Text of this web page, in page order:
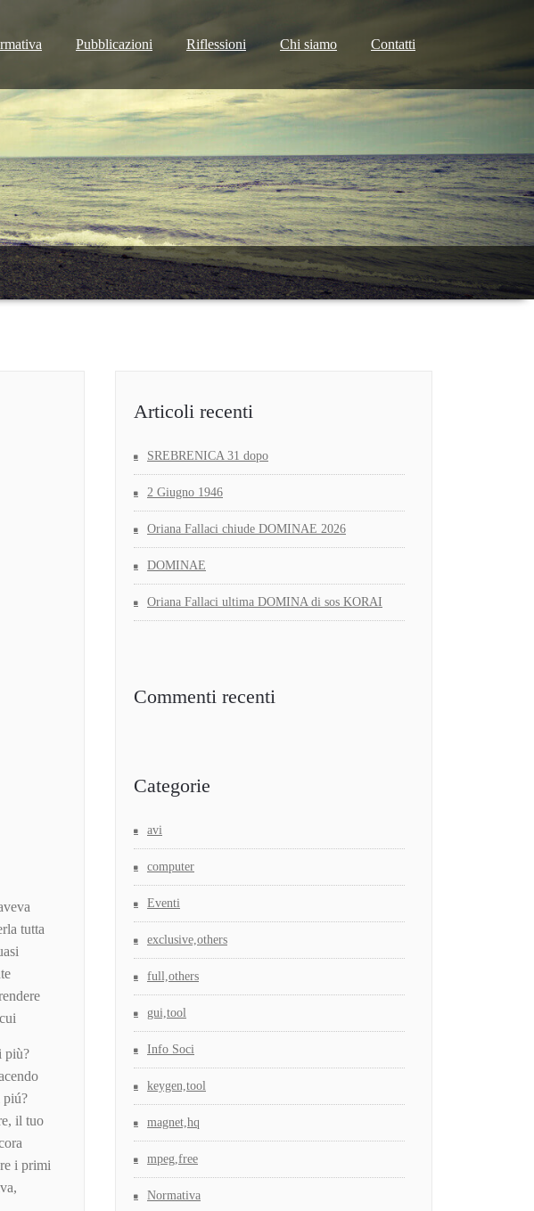
Pubblicazioni Riflessioni Chi siamo Contatti
tutta
più?
piú?
il tuo
i primi
Articoli recenti
SREBRENICA 31 dopo
2 Giugno 1946
Oriana Fallaci chiude DOMINAE 2026
DOMINAE
Oriana Fallaci ultima DOMINA di sos KORAI
Commenti recenti
Categorie
avi
computer
Eventi
exclusive,others
full,others
gui,tool
Info Soci
keygen,tool
magnet,hq
mpeg,free
Normativa